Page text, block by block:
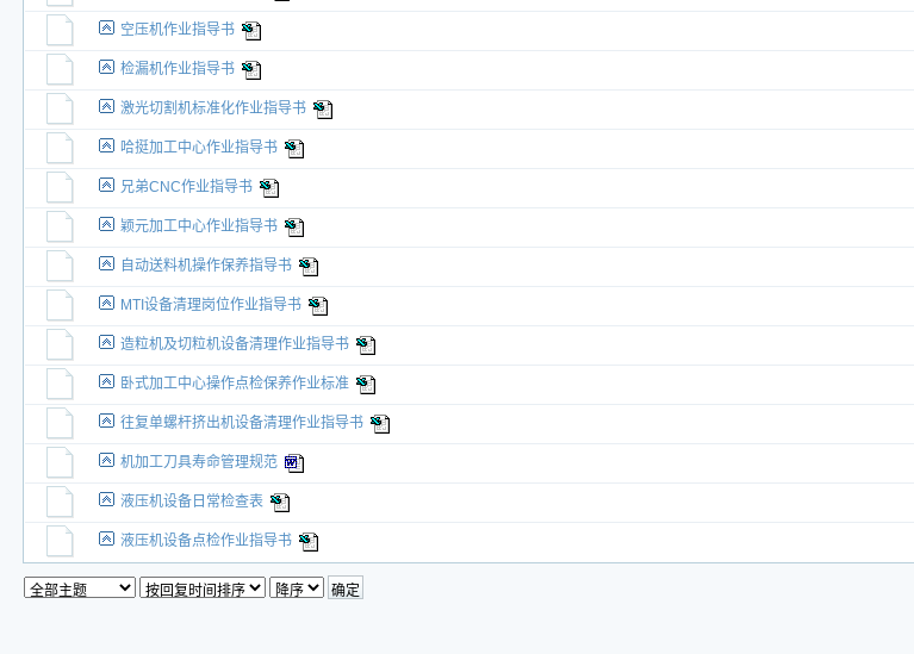
空压机作业指导书
检漏机作业指导书
激光切割机标准化作业指导书
哈挺加工中心作业指导书
兄弟CNC作业指导书
颖元加工中心作业指导书
自动送料机操作保养指导书
MTI设备清理岗位作业指导书
造粒机及切粒机设备清理作业指导书
卧式加工中心操作点检保养作业标准
往复单螺杆挤出机设备清理作业指导书
机加工刀具寿命管理规范
液压机设备日常检查表
液压机设备点检作业指导书